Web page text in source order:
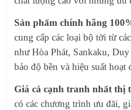
Sản phẩm chính hãng
cung cấp các loại bộ tời từ
như Hòa Phát, Sankaku,
bảo độ bền và hiệu suất hoạt
Giá cả cạnh tranh nhất
có các chương trình ưu đãi,